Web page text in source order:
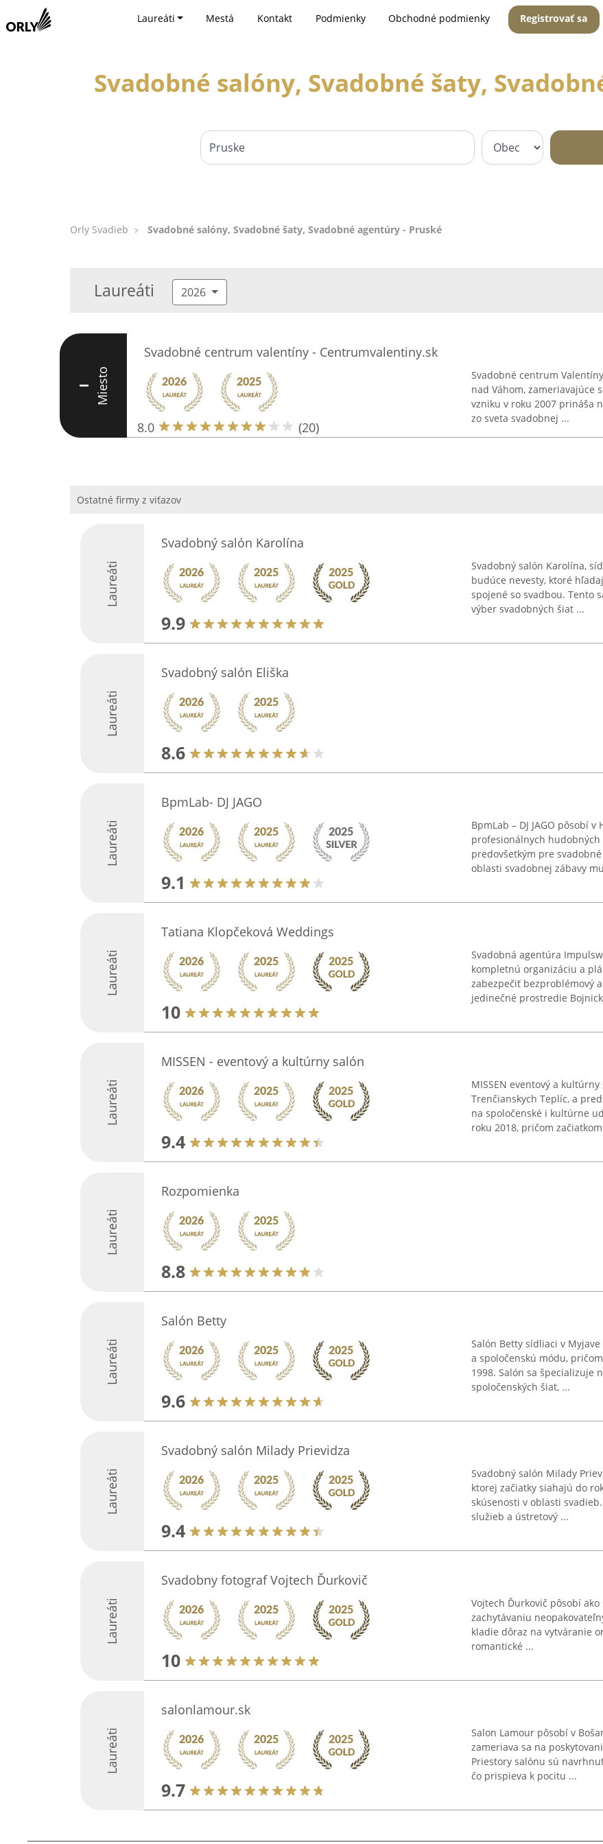
Laureáti Mestá Kontakt Podmienky Obchodné podmienky Registrovať sa
Svadobné salóny, Svadobné šaty,
Orly Svadieb Svadobné salóny, Svadobné šaty, Svadobné agentúry - Pruské
Laureáti 2026
I Miesto
Svadobné centrum valentíny - Centrumvalentiny.sk
8.0 (20)
Svadobné centrum
nad Váhom, zameriavajúce
vzniku v roku 2007 prináša
zo sveta svadobnej ...
Ostatné firmy z viťazov
Laureáti
Svadobný salón Karolína
9.9
Svadobný salón Karolína,
budúce nevesty, ktoré
spojené so svadbou. Tento
výber svadobných šiat ...
Laureáti
Svadobný salón Eliška
8.6
Laureáti
BpmLab- DJ JAGO
9.1
BpmLab – DJ JAGO pôsobí
profesionálnych
predovšetkým pre
oblasti svadobnej zábavy
Laureáti
Tatiana Klopčeková Weddings
10
Svadobná agentúra
kompletnú organizáciu a
zabezpečiť bezproblémový
jedinečné prostredie
Laureáti
MISSEN - eventový a kultúrny salón
9.4
MISSEN eventový a
Trenčianskych Teplíc, a
na spoločenské i kultúrne
roku 2018, pričom
Laureáti
Rozpomienka
8.8
Laureáti
Salón Betty
9.6
Salón Betty sídliaci v
a spoločenskú módu,
1998. Salón sa špecializuje
spoločenských šiat, ...
Laureáti
Svadobný salón Milady Prievidza
9.4
Svadobný salón Milady
ktorej začiatky siahajú do
skúsenosti v oblasti
služieb a ústretový ...
Laureáti
Svadobny fotograf Vojtech Ďurkovič
10
Vojtech Ďurkovič pôsobí
zachytávaniu
kladie dôraz na vytváranie
romantické ...
Laureáti
salonlamour.sk
9.7
Salon Lamour pôsobí v
zameriava sa na
Priestory salónu sú
čo prispieva k pocitu ...